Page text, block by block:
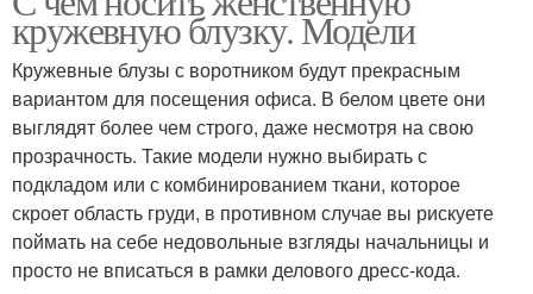
кружевную блузку. Модели
Кружевные блузы с воротником будут прекрасным
вариантом для посещения офиса. В белом цвете они
выглядят более чем строго, даже несмотря на свою
прозрачность. Такие модели нужно выбирать с
подкладом или с комбинированием ткани, которое
скроет область груди, в противном случае вы рискуете
поймать на себе недовольные взгляды начальницы и
просто не вписаться в рамки делового дресс-кода.